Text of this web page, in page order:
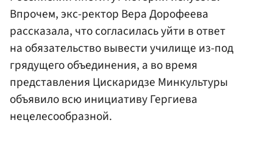
Впрочем, экс-ректор Вера Дорофеева
рассказала, что согласилась уйти в ответ
на обязательство вывести училище из-под
грядущего объединения, а во время
представления Цискаридзе Минкультуры
объявило всю инициативу Гергиева
нецелесообразной.